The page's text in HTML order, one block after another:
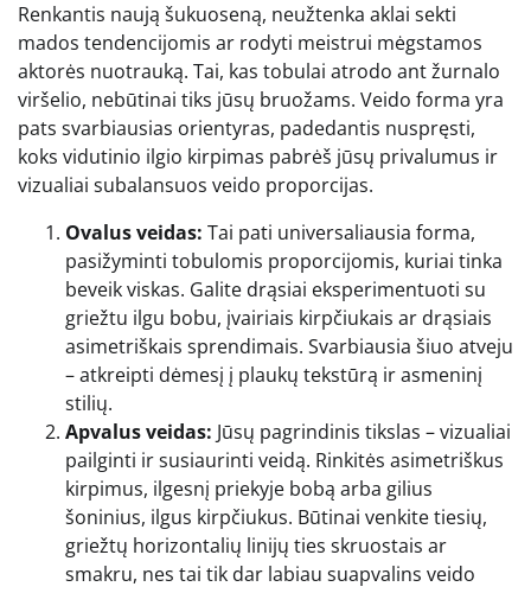
Renkantis naują šukuoseną, neužtenka aklai sekti
mados tendencijomis ar rodyti meistrui mėgstamos
aktorės nuotrauką. Tai, kas tobulai atrodo ant žurnalo
viršelio, nebūtinai tiks jūsų bruožams. Veido forma yra
pats svarbiausias orientyras, padedantis nuspręsti,
koks vidutinio ilgio kirpimas pabrėš jūsų privalumus ir
vizualiai subalansuos veido proporcijas.
Ovalus veidas: Tai pati universaliausia forma,
pasižyminti tobulomis proporcijomis, kuriai tinka
beveik viskas. Galite drąsiai eksperimentuoti su
griežtu ilgu bobu, įvairiais kirpčiukais ar drąsiais
asimetriškais sprendimais. Svarbiausia šiuo atveju
– atkreipti dėmesį į plaukų tekstūrą ir asmeninį
stilių.
Apvalus veidas: Jūsų pagrindinis tikslas – vizualiai
pailginti ir susiaurinti veidą. Rinkitės asimetriškus
kirpimus, ilgesnį priekyje bobą arba gilius
šoninius, ilgus kirpčiukus. Būtinai venkite tiesių,
griežtų horizontalių linijų ties skruostais ar
smakru, nes tai tik dar labiau suapvalins veido